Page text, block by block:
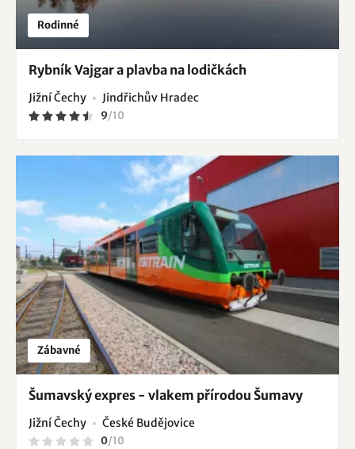
Rodinné
Rybník Vajgar a plavba na lodičkách
Jižní Čechy Jindřichův Hradec
9/10
Zábavné
Šumavský expres - vlakem přírodou Šumavy
Jižní Čechy České Budějovice
0/10